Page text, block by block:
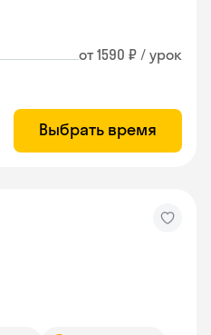
от 1590 ₽ / урок
Выбрать время